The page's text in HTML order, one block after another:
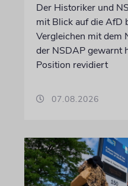
Der Historiker und
mit Blick auf die AfD
Vergleichen mit dem
der NSDAP gewarnt
Position revidiert
07.08.2026